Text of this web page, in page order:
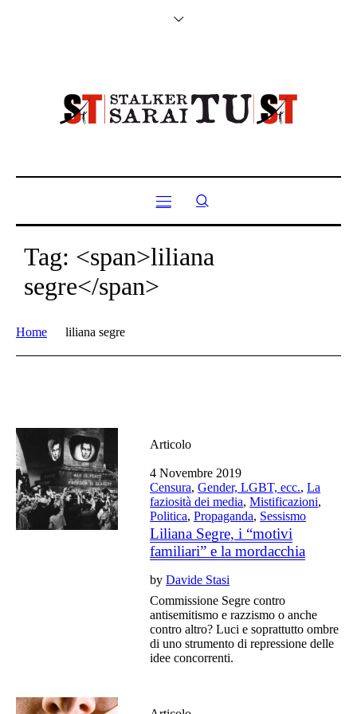
Tag: <span>liliana
segre</span>
Home liliana segre
Articolo
4 Novembre 2019
Censura,Gender, LGBT, ecc.,La
faziosità dei media,Mistificazioni,
Politica,Propaganda, Sessismo
Liliana Segre, i “motivi
familiari” e la mordacchia
byDavide Stasi
Commissione Segre contro
antisemitismo e razzismo o anche
contro altro? Luci e soprattutto ombre
di uno strumento di repressione delle
idee concorrenti.